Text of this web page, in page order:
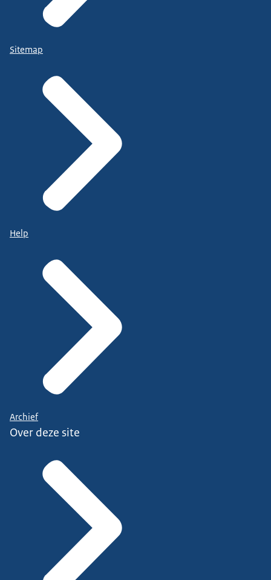
Sitemap
Help
Archief
Over deze site